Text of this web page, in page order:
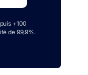
+100
de 99,9%.